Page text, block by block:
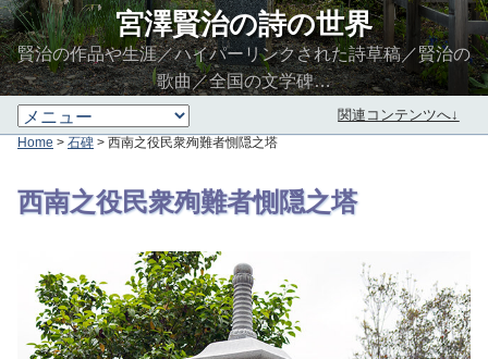
宮澤賢治の詩の世界
賢治の作品や生涯／ハイパーリンクされた詩草稿／賢治の
歌曲／全国の文学碑…
関連コンテンツへ↓
Home > 石碑 > 西南之役民衆殉難者惻隠之塔
西南之役民衆殉難者惻隠之塔